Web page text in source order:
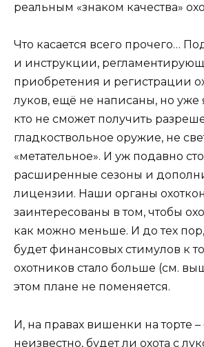
реальным «знаком качества»
Что касается всего прочего…
и инструкции,
приобретения и регистрации
луков, ещё не написаны, но уже
кто не сможет получить
гладкоствольное оружие, не
«метательное». И уж подавно
расширенные сезоны и
лицензии. Наши органы
заинтересованы в том, чтобы
как можно меньше. И до тех
будет финансовых стимулов к
охотников стало больше (см.
этом плане не поменяется.
И, на правах вишенки на торте
неизвестно, будет ли охота с